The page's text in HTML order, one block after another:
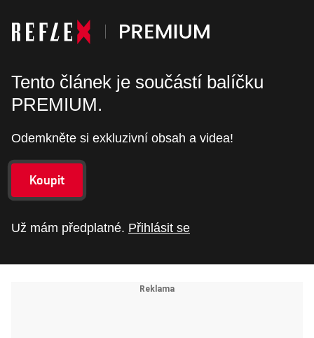
Tento článek je součástí balíčku
PREMIUM.
Odemkněte si exkluzivní obsah a videa!
Koupit
Už mám předplatné. Přihlásit se